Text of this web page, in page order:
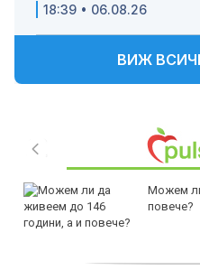
18:39 • 06.08.26
ВИЖ
Можем
повече?